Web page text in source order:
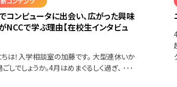
コンピュータに出会い、広がった興味
NCCで学ぶ理由【在校生インタビュ
ちは！入学相談室の加藤です。 大型連休いか
しでしょうか。4月はめまぐるしく過ぎ、 ･･･